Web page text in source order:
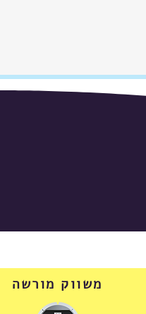
משווק מורשה